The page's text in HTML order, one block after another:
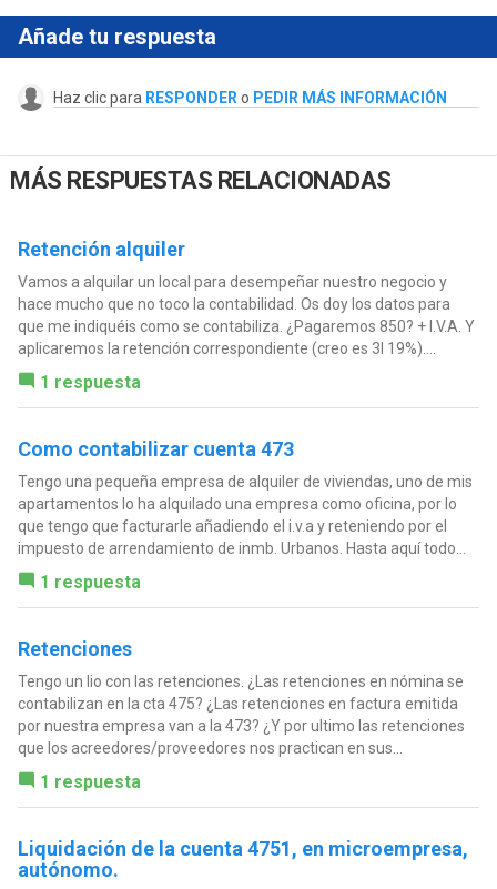
Añade tu respuesta
Haz clic para RESPONDER o PEDIR MÁS INFORMACIÓN
MÁS RESPUESTAS RELACIONADAS
Retención alquiler
Vamos a alquilar un local para desempeñar nuestro negocio y
hace mucho que no toco la contabilidad. Os doy los datos para
que me indiquéis como se contabiliza. ¿Pagaremos 850? + I.V.A. Y
aplicaremos la retención correspondiente (creo es 3l 19%)....
1 respuesta
Como contabilizar cuenta 473
Tengo una pequeña empresa de alquiler de viviendas, uno de mis
apartamentos lo ha alquilado una empresa como oficina, por lo
que tengo que facturarle añadiendo el i.v.a y reteniendo por el
impuesto de arrendamiento de inmb. Urbanos. Hasta aquí todo...
1 respuesta
Retenciones
Tengo un lio con las retenciones. ¿Las retenciones en nómina se
contabilizan en la cta 475? ¿Las retenciones en factura emitida
por nuestra empresa van a la 473? ¿Y por ultimo las retenciones
que los acreedores/proveedores nos practican en sus...
1 respuesta
Liquidación de la cuenta 4751, en microempresa,
autónomo.